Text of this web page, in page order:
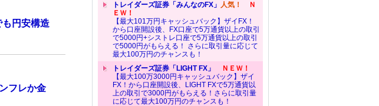
円安構造
フレか金
トレイダーズ証券「みんなのFX」 人気！
Ｎ
ＥＷ！
【最大101万円キャッシュバック】ザイFX！
から口座開設後、FX口座で5万通貨以上の取引
で5000円+シストレ口座で5万通貨以上の取引
で5000円がもらえる！ さらに取引量に応じて
最大100万円のチャンスも！
トレイダーズ証券「LIGHT FX」
ＮＥＷ！
【最大100万3000円キャッシュバック】ザイ
FX！から口座開設後、LIGHT FXで5万通貨以
上の取引で3000円がもらえる！さらに取引量
に応じて最大100万円のチャンスも！